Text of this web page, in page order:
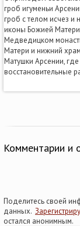
гроб игуменьи
гроб с телом исчез
иконы Божией
Медведицком
Матери и нижний
Матушки Арсении,
восстановительные
Комментарии и
Поделитесь своей
данных.
остался анонимным.